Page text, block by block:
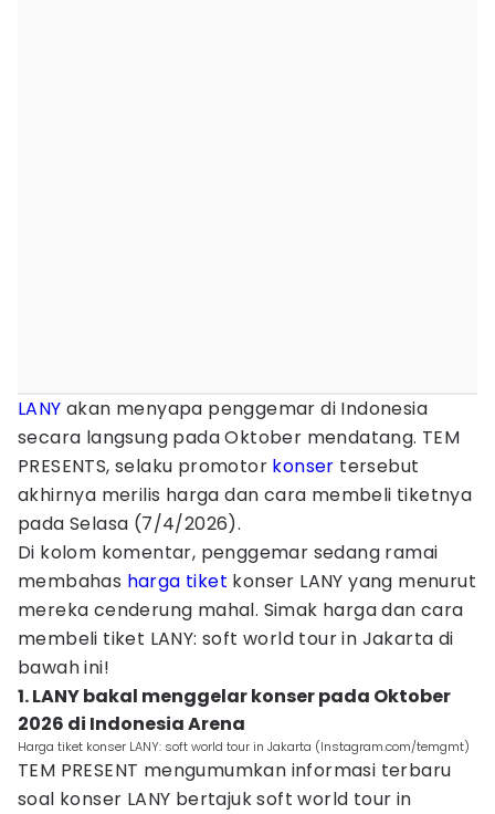
LANY akan menyapa penggemar di Indonesia
secara langsung pada Oktober mendatang. TEM
PRESENTS, selaku promotor konser tersebut
akhirnya merilis harga dan cara membeli tiketnya
pada Selasa (7/4/2026).
Di kolom komentar, penggemar sedang ramai
membahas harga tiket konser LANY yang menurut
mereka cenderung mahal. Simak harga dan cara
membeli tiket LANY: soft world tour in Jakarta di
bawah ini!
1. LANY bakal menggelar konser pada Oktober
2026 di Indonesia Arena
Harga tiket konser LANY: soft world tour in Jakarta (Instagram.com/temgmt)
TEM PRESENT mengumumkan informasi terbaru
soal konser LANY bertajuk soft world tour in